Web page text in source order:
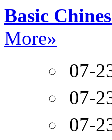
Basic
More»
07-
07-
07-